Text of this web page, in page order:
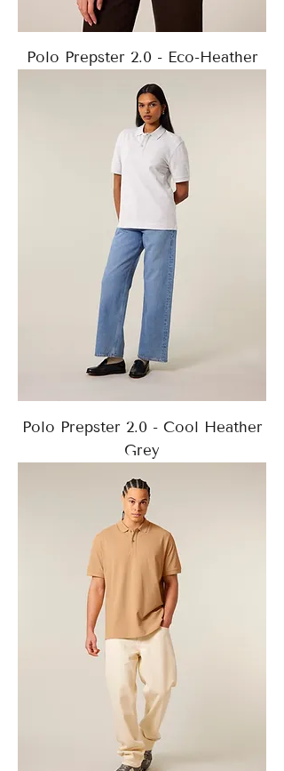
Polo Prepster 2.0 - Eco-Heather
Polo Prepster 2.0 - Cool Heather
Grey